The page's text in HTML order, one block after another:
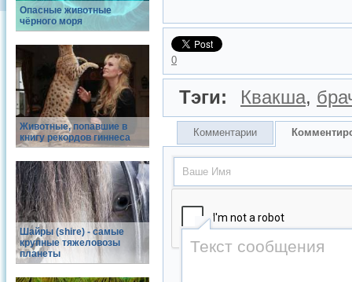
Опасные животные
чёрного моря
Животные, попавшие в
книгу рекордов гиннеса
Шайры (shire) - самые
крупные тяжеловозы
планеты
0
Тэги: Квакша,
Комментарии